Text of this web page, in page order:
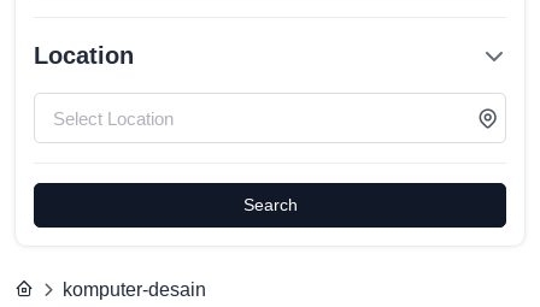
Location
Search
komputer-desain